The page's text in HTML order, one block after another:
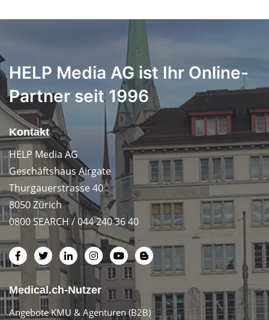
HELP Media AG ist Ihr Online-
Partner seit 1996
Kontakt
HELP Media AG
Geschäftshaus Airgate
Thurgauerstrasse 40
8050 Zürich
0800 SEARCH / 044 240 36 40
Medical.ch-Nutzer
Angebote KMU & Agenturen (B2B)